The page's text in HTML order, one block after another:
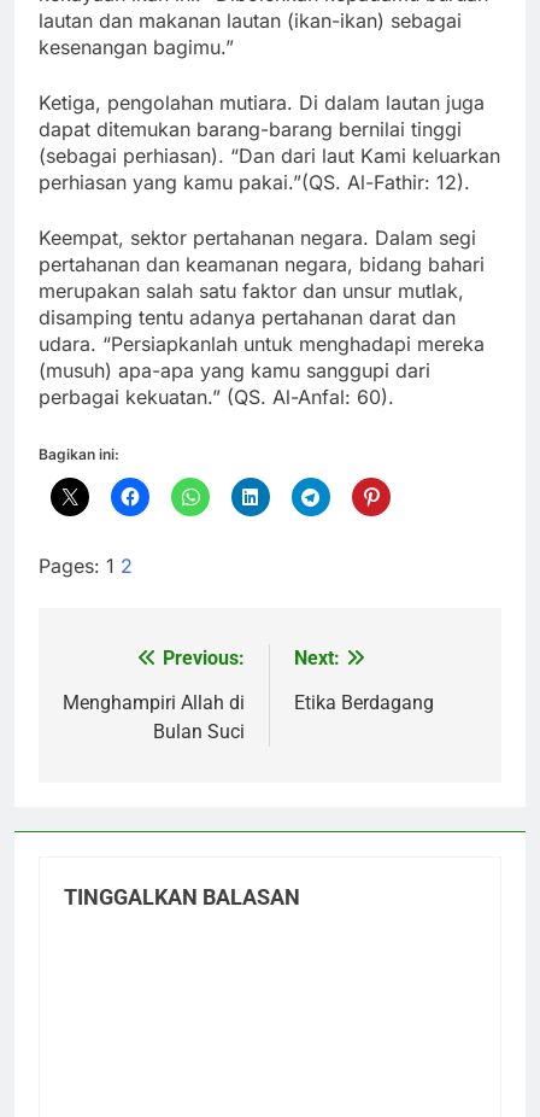
lautan dan makanan lautan (ikan-ikan) sebagai
kesenangan bagimu.”
Ketiga, pengolahan mutiara. Di dalam lautan juga
dapat ditemukan barang-barang bernilai tinggi
(sebagai perhiasan). “Dan dari laut Kami keluarkan
perhiasan yang kamu pakai.”(QS. Al-Fathir: 12).
Keempat, sektor pertahanan negara. Dalam segi
pertahanan dan keamanan negara, bidang bahari
merupakan salah satu faktor dan unsur mutlak,
disamping tentu adanya pertahanan darat dan
udara. “Persiapkanlah untuk menghadapi mereka
(musuh) apa-apa yang kamu sanggupi dari
perbagai kekuatan.” (QS. Al-Anfal: 60).
Bagikan ini:
Pages: 1 2
Navigasi
pos
Previous:
Menghampiri Allah di
Bulan Suci
Next:
Etika Berdagang
TINGGALKAN BALASAN